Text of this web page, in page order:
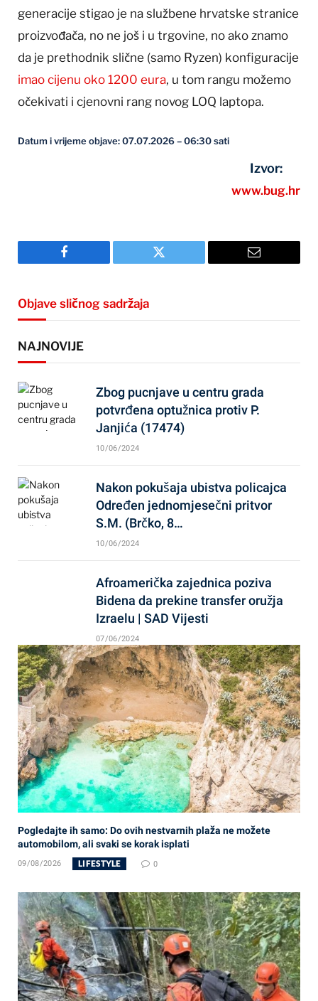
generacije stigao je na službene hrvatske stranice
proizvođača, no ne još i u trgovine, no ako znamo
da je prethodnik slične (samo Ryzen) konfiguracije
imao cijenu oko 1200 eura, u tom rangu možemo
očekivati i cjenovni rang novog LOQ laptopa.
Datum i vrijeme objave: 07.07.2026 – 06:30 sati
Izvor:
www.bug.hr
Facebook Twitter Email
Objave sličnog sadržaja
NAJNOVIJE
Zbog pucnjave u centru grada
potvrđena optužnica protiv P.
Janjića (17474)
10/06/2024
Nakon pokušaja ubistva policajca
Određen jednomjesečni pritvor
S.M. (Brčko, 8…
10/06/2024
Afroamerička zajednica poziva
Bidena da prekine transfer oružja
Izraelu | SAD Vijesti
07/06/2024
Pogledajte ih samo: Do ovih nestvarnih plaža ne možete
automobilom, ali svaki se korak isplati
09/08/2026 LIFESTYLE 0